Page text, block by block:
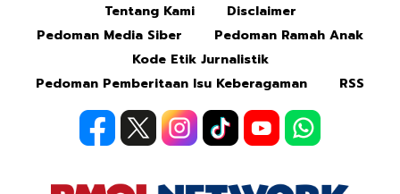
Tentang Kami
Disclaimer
Pedoman Media Siber
Pedoman Ramah Anak
Kode Etik Jurnalistik
Pedoman Pemberitaan Isu Keberagaman
RSS